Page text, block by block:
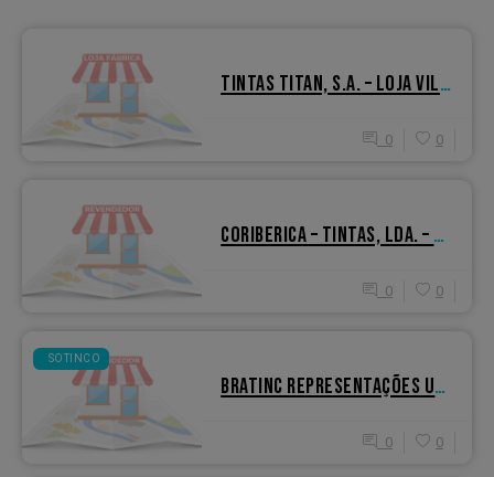
TINTAS TITAN, S.A. – LOJA VILA REAL
0 0
CORIBERICA – TINTAS, LDA. – LOJA OURÉM
0 0
SOTINCO
BRATINC REPRESENTAÇÕES UNIPESSOAL LDA.
0 0